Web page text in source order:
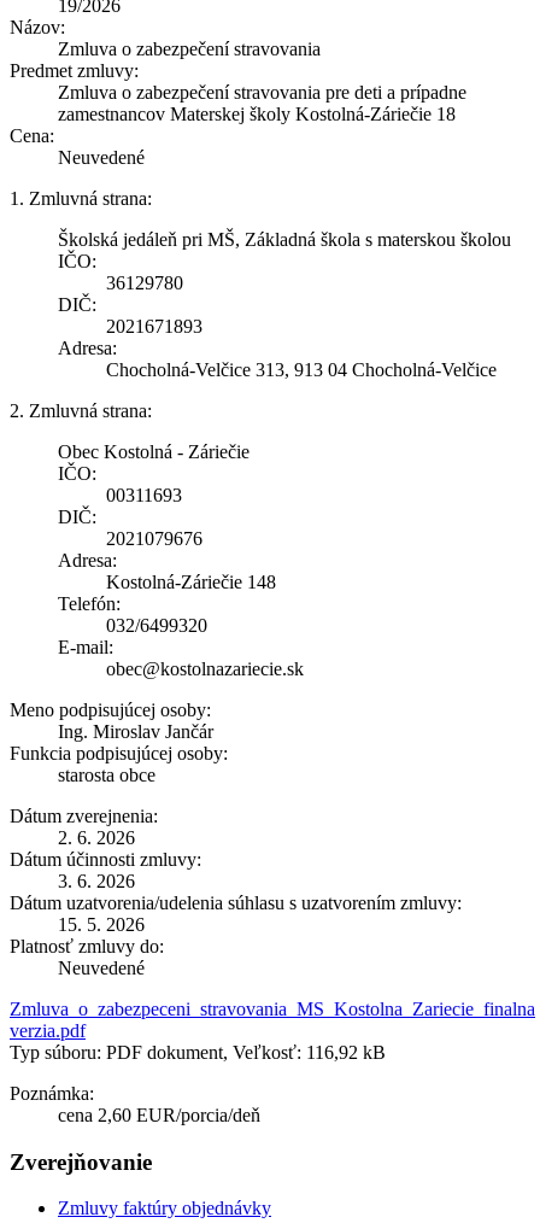
19/2026
Názov:
Zmluva o zabezpečení stravovania
Predmet zmluvy:
Zmluva o zabezpečení stravovania pre deti a prípadne
zamestnancov Materskej školy Kostolná-Záriečie 18
Cena:
Neuvedené
1. Zmluvná strana:
Školská jedáleň pri MŠ, Základná škola s materskou školou
IČO:
36129780
DIČ:
2021671893
Adresa:
Chocholná-Velčice 313, 913 04 Chocholná-Velčice
2. Zmluvná strana:
Obec Kostolná - Záriečie
IČO:
00311693
DIČ:
2021079676
Adresa:
Kostolná-Záriečie 148
Telefón:
032/6499320
E-mail:
obec@kostolnazariecie.sk
Meno podpisujúcej osoby:
Ing. Miroslav Jančár
Funkcia podpisujúcej osoby:
starosta obce
Dátum zverejnenia:
2. 6. 2026
Dátum účinnosti zmluvy:
3. 6. 2026
Dátum uzatvorenia/udelenia súhlasu s uzatvorením zmluvy:
15. 5. 2026
Platnosť zmluvy do:
Neuvedené
Zmluva_o_zabezpeceni_stravovania_MS_Kostolna_Zariecie_finalna
verzia.pdf
Typ súboru: PDF dokument, Veľkosť: 116,92 kB
Poznámka:
cena 2,60 EUR/porcia/deň
Zverejňovanie
Zmluvy faktúry objednávky